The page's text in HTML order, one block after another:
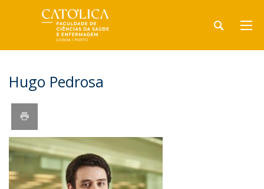
Hugo Pedrosa